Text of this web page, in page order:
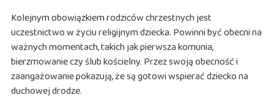
Kolejnym obowiązkiem rodziców chrzestnych jest
uczestnictwo w życiu religijnym dziecka. Powinni być obecni na
ważnych momentach, takich jak pierwsza komunia,
bierzmowanie czy ślub kościelny. Przez swoją obecność i
zaangażowanie pokazują, że są gotowi wspierać dziecko na
duchowej drodze.